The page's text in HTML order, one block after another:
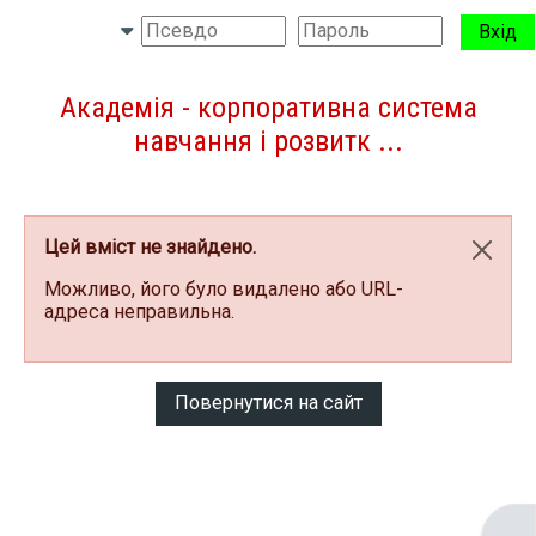
Перейти до головного вмісту
Бокова панель
Вхід
Академія - корпоративна система
навчання і розвитк ...
Цей вміст не знайдено.
Можливо, його було видалено або URL-
адреса неправильна.
Повернутися на сайт